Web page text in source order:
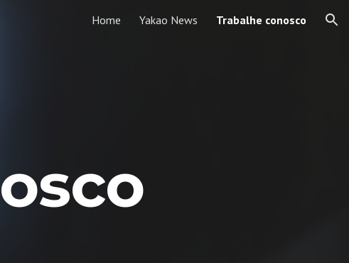
Home Yakao News Trabalhe conosco